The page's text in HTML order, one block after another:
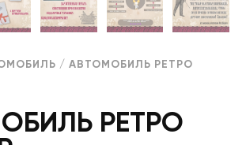
/ АВТОМОБИЛЬ РЕТРО
РЕТРО